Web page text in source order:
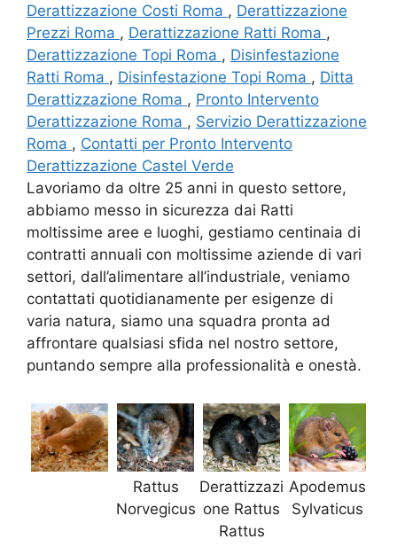
Derattizzazione Costi Roma , Derattizzazione
Prezzi Roma , Derattizzazione Ratti Roma ,
Derattizzazione Topi Roma , Disinfestazione
Ratti Roma , Disinfestazione Topi Roma , Ditta
Derattizzazione Roma , Pronto Intervento
Derattizzazione Roma , Servizio Derattizzazione
Roma , Contatti per Pronto Intervento
Derattizzazione Castel Verde
Lavoriamo da oltre 25 anni in questo settore,
abbiamo messo in sicurezza dai Ratti
moltissime aree e luoghi, gestiamo centinaia di
contratti annuali con moltissime aziende di vari
settori, dall’alimentare all’industriale, veniamo
contattati quotidianamente per esigenze di
varia natura, siamo una squadra pronta ad
affrontare qualsiasi sfida nel nostro settore,
puntando sempre alla professionalità e onestà.
Rattus
Norvegicus
Derattizzazi
one Rattus
Rattus
Apodemus
Sylvaticus